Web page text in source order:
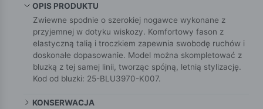
OPIS PRODUKTU
Zwiewne spodnie o szerokiej nogawce wykonane z
przyjemnej w dotyku wiskozy. Komfortowy fason z
elastyczną talią i troczkiem zapewnia swobodę ruchów i
doskonałe dopasowanie. Model można skompletować z
bluzką z tej samej linii, tworząc spójną, letnią stylizację.
Kod od bluzki: 25-BLU3970-K007.
KONSERWACJA